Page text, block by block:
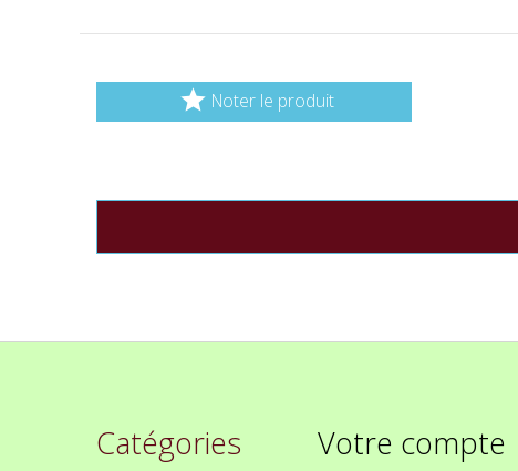
 Noter le produit
Catégories Votre compte